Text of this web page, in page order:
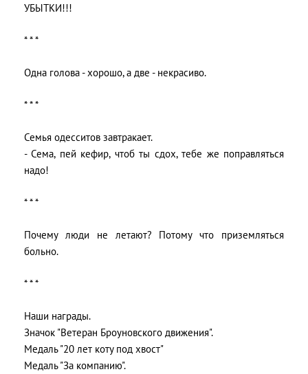
УБЫТКИ!!!
* * *
Одна голова - хорошо, а две - некрасиво.
* * *
Семья одесситов завтракает.
- Сема, пей кефир, чтоб ты сдох, тебе же поправляться
надо!
* * *
Почему люди не летают? Потому что приземляться
больно.
* * *
Наши награды.
Значок "Ветеран Броуновского движения".
Медаль "20 лет коту под хвост"
Медаль "За компанию".